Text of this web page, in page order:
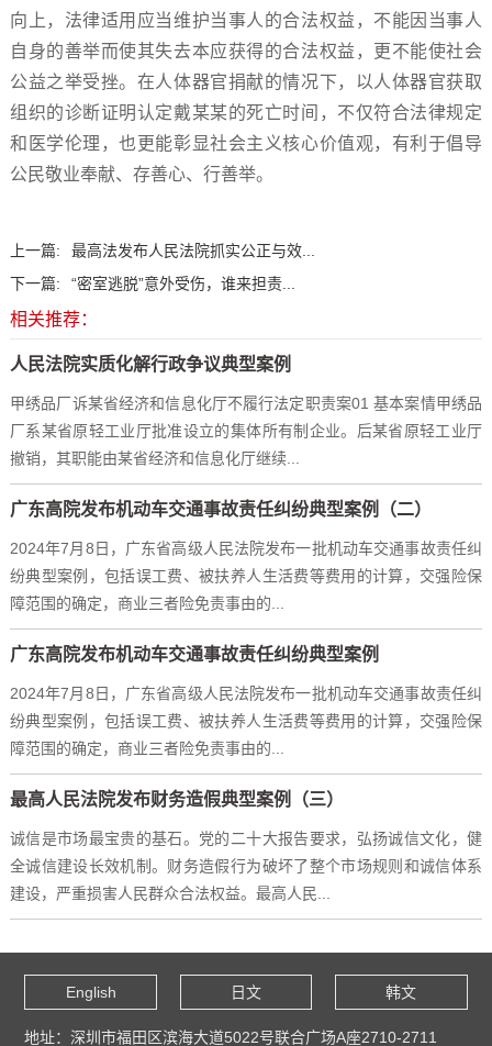
向上，法律适用应当维护当事人的合法权益，不能因当事人
自身的善举而使其失去本应获得的合法权益，更不能使社会
公益之举受挫。在人体器官捐献的情况下，以人体器官获取
组织的诊断证明认定戴某某的死亡时间，不仅符合法律规定
和医学伦理，也更能彰显社会主义核心价值观，有利于倡导
公民敬业奉献、存善心、行善举。
上一篇:
最高法发布人民法院抓实公正与效...
下一篇:
“密室逃脱”意外受伤，谁来担责...
相关推荐：
人民法院实质化解行政争议典型案例
甲绣品厂诉某省经济和信息化厅不履行法定职责案01 基本案情甲绣品
厂系某省原轻工业厅批准设立的集体所有制企业。后某省原轻工业厅
撤销，其职能由某省经济和信息化厅继续...
广东高院发布机动车交通事故责任纠纷典型案例（二）
2024年7月8日，广东省高级人民法院发布一批机动车交通事故责任纠
纷典型案例，包括误工费、被扶养人生活费等费用的计算，交强险保
障范围的确定，商业三者险免责事由的...
广东高院发布机动车交通事故责任纠纷典型案例
2024年7月8日，广东省高级人民法院发布一批机动车交通事故责任纠
纷典型案例，包括误工费、被扶养人生活费等费用的计算，交强险保
障范围的确定，商业三者险免责事由的...
最高人民法院发布财务造假典型案例（三）
诚信是市场最宝贵的基石。党的二十大报告要求，弘扬诚信文化，健
全诚信建设长效机制。财务造假行为破坏了整个市场规则和诚信体系
建设，严重损害人民群众合法权益。最高人民...
English 日文 韩文
地址：深圳市福田区滨海大道5022号联合广场A座2710-2711